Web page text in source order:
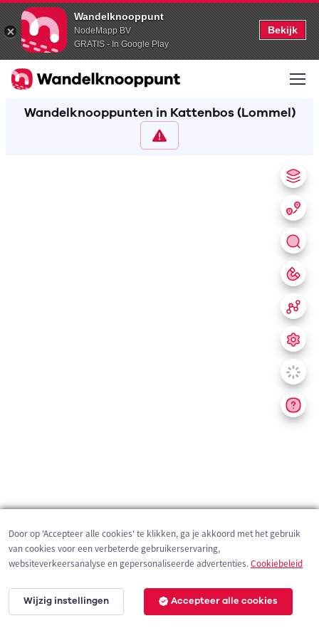
Wandelknooppunt
NodeMapp BV
GRATIS - In Google Play
Bekijk
Wandelknooppunten in Kattenbos (Lommel)
200 m
Door op 'Accepteer alle cookies' te klikken, ga je akkoord met het gebruik
van cookies voor een verbeterde gebruikerservaring,
websiteverkeersanalyse en gepersonaliseerde advertenties.Cookiebeleid
Wijzig instellingen Accepteer alle cookies